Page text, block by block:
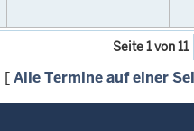
Seite 1 von 11
[Alle Termine auf einer